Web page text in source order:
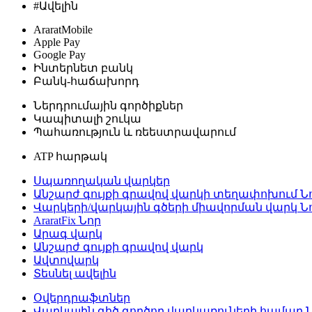
#Ավելին
AraratMobile
Apple Pay
Google Pay
Ինտերնետ բանկ
Բանկ-հաճախորդ
Ներդրումային գործիքներ
Կապիտալի շուկա
Պահառություն և ռեեստրավարում
ATP հարթակ
Սպառողական վարկեր
Անշարժ գույքի գրավով վարկի տեղափոխում
Վարկերի/վարկային գծերի միավորման վարկ
AraratFix Նոր
Արագ վարկ
Անշարժ գույքի գրավով վարկ
Ավտովարկ
Տեսնել ավելին
Օվերդրաֆտներ